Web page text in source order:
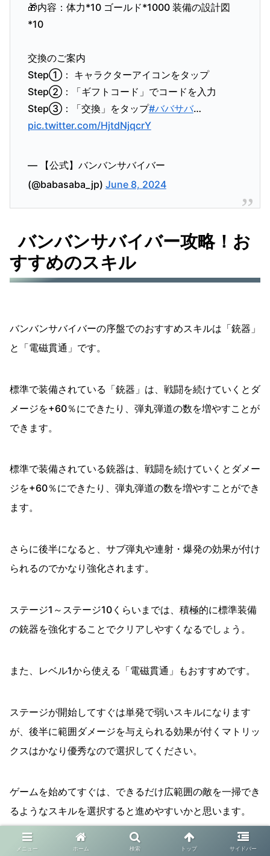
🎁内容：体力*10 ゴールド*1000 装備の設計図
*10
交換のご案内
Step①： キャラクターアイコンをタップ
Step②：「ギフトコード」でコードを入力
Step③：「交換」をタップ#ババサバ…
pic.twitter.com/HjtdNjqcrY
— 【公式】バンバンサバイバー
(@babasaba_jp) June 8, 2024
バンバンサバイバー攻略！お
すすめのスキル
バンバンサバイバーの序盤でのおすすめスキルは「銃器」
と「電磁貫通」です。
標準で装備されている「銃器」は、戦闘を続けていくとダ
メージを+60％にできたり、弾丸弾道の数を増やすことが
できます。
標準で装備されている銃器は、戦闘を続けていくとダメー
ジを+60％にできたり、弾丸弾道の数を増やすことができ
ます。
さらに後半になると、サブ弾丸や連射・爆発の効果が付け
られるのでかなり強化されます。
ステージ1～ステージ10くらいまでは、積極的に標準装備
の銃器を強化することでクリアしやすくなるでしょう。
また、レベル1から使える「電磁貫通」もおすすめです。
ステージが開始してすぐは単発で弱いスキルになります
が、後半に範囲ダメージを与えられる効果が付くマトリッ
クスはかなり優秀なので選択してください。
ゲームを始めてすぐは、できるだけ広範囲の敵を一掃でき
るようなスキルを選択すると進めやすいかと思います。
メニュー ホーム 検索 トップ サイドバー